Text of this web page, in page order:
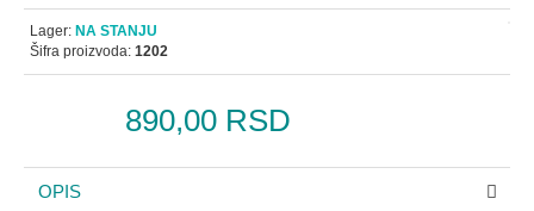
890,00 RSD
Lager: NA STANJU
Šifra proizvoda: 1202
OPIS